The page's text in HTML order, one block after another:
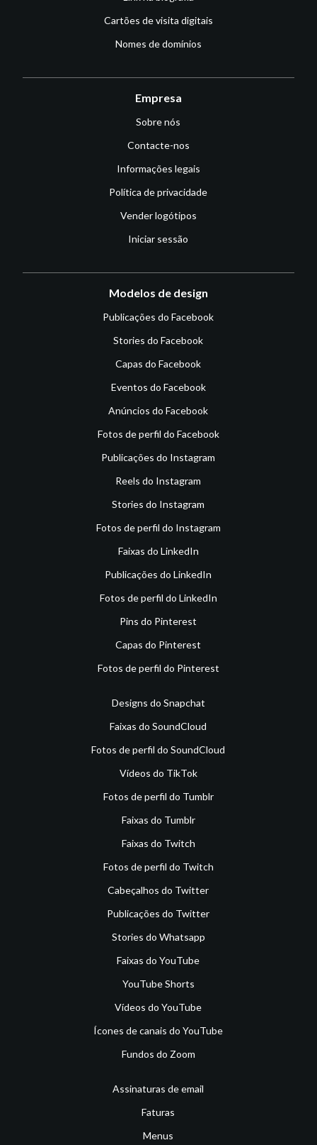
Cartões de visita digitais
Nomes de domínios
Empresa
Sobre nós
Contacte-nos
Informações legais
Política de privacidade
Vender logótipos
Iniciar sessão
Modelos de design
Publicações do Facebook
Stories do Facebook
Capas do Facebook
Eventos do Facebook
Anúncios do Facebook
Fotos de perfil do Facebook
Publicações do Instagram
Reels do Instagram
Stories do Instagram
Fotos de perfil do Instagram
Faixas do LinkedIn
Publicações do LinkedIn
Fotos de perfil do LinkedIn
Pins do Pinterest
Capas do Pinterest
Fotos de perfil do Pinterest
Designs do Snapchat
Faixas do SoundCloud
Fotos de perfil do SoundCloud
Vídeos do TikTok
Fotos de perfil do Tumblr
Faixas do Tumblr
Faixas do Twitch
Fotos de perfil do Twitch
Cabeçalhos do Twitter
Publicações do Twitter
Stories do Whatsapp
Faixas do YouTube
YouTube Shorts
Vídeos do YouTube
Ícones de canais do YouTube
Fundos do Zoom
Assinaturas de email
Faturas
Menus